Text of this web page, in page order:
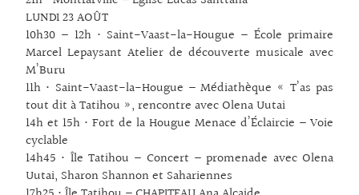
LUNDI 23 AOÛT
10h30 – 12h • Saint-Vaast-la-Hougue – École primaire
Marcel Lepaysant Atelier de découverte musicale avec
M’Buru
11h • Saint-Vaast-la-Hougue – Médiathèque « T’as pas
tout dit à Tatihou », rencontre avec Olena Uutai
14h et 15h • Fort de la Hougue Menace d’Éclaircie – Voie
cyclable
14h45 • Île Tatihou – Concert – promenade avec Olena
Uutai, Sharon Shannon et Sahariennes